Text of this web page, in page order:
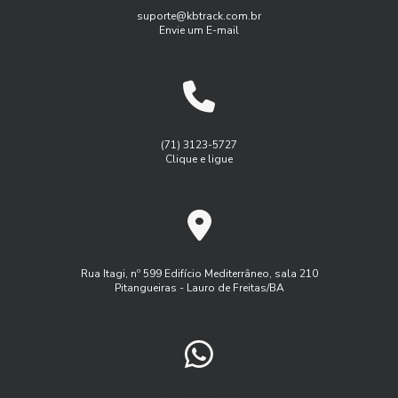
Benefícios do Rastreamento e Monitoramento de Frotas
para Otimizar a Gestão do Seu Negócio
Benefícios do Serviço de Rastreamento Veicular
Como a Administração de Frota Pode Transformar a
Como a Administração de Frota Transforma a Logística
Como a Gestão de Frota Rastreando Veículos Pode
Aumentar a Eficiência da Sua Empresa
Gestão de frotas para pequenas empresas
Gestão de manutenção de frota de veiulos
Gest茫o de frota inteligente
Monitoramento de frota sistema
Programa de manutenção de frota
Rastreamento de frota via satelite
suporte@kbtrack.com.br
Envie um E-mail
(71) 3123-5727
Clique e ligue
Rua Itagi, nº 599 Edifício Mediterrâneo, sala 210
Pitangueiras - Lauro de Freitas/BA